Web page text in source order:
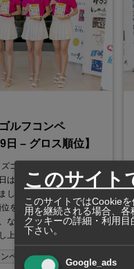
ルフコンペ
日 – グロス順位】
ゴルフコンペ結果発表
は大勢のゴルファーにお
した。グロス順位、フラ
をご覧頂けます。ご参加
ならびにスポンサー各社
上げます。
ペ
このサイト
このサイトではCookie
用を継続される場合、
クッキーの詳細・利用
下さい。
Google_ads